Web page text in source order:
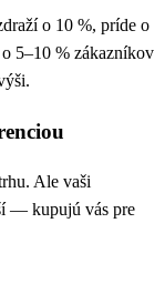
o 10 %, príde o
5–10 % zákazníkov
Ale vaši
— kupujú vás pre